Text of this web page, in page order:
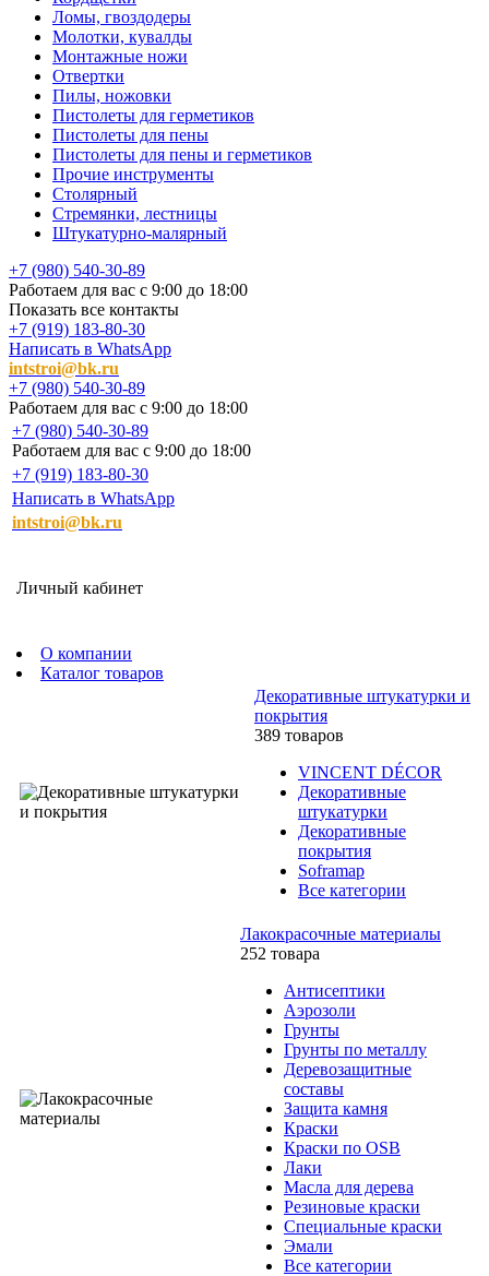
Ломы, гвоздодеры
Молотки, кувалды
Монтажные ножи
Отвертки
Пилы, ножовки
Пистолеты для герметиков
Пистолеты для пены
Пистолеты для пены и герметиков
Прочие инструменты
Столярный
Стремянки, лестницы
Штукатурно-малярный
+7 (980) 540-30-89
Работаем для вас с 9:00 до 18:00
Показать все контакты
+7 (919) 183-80-30
Написать в WhatsApp
intstroi@bk.ru
+7 (980) 540-30-89
Работаем для вас с 9:00 до 18:00
+7 (980) 540-30-89
Работаем для вас с 9:00 до 18:00
+7 (919) 183-80-30
Написать в WhatsApp
intstroi@bk.ru
Личный кабинет
О компании
Каталог товаров
Декоративные штукатурки и
покрытия
389 товаров
VINCENT DÉCOR
Декоративные
штукатурки
Декоративные
покрытия
Soframap
Все категории
Лакокрасочные материалы
252 товара
Антисептики
Аэрозоли
Грунты
Грунты по металлу
Деревозащитные
составы
Защита камня
Краски
Краски по OSB
Лаки
Масла для дерева
Резиновые краски
Специальные краски
Эмали
Все категории